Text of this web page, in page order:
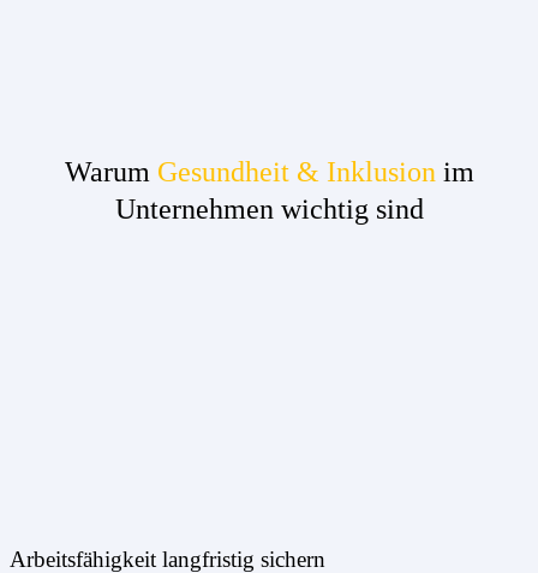
Warum Gesundheit & Inklusion im
Unternehmen wichtig sind
Arbeitsfähigkeit langfristig sichern